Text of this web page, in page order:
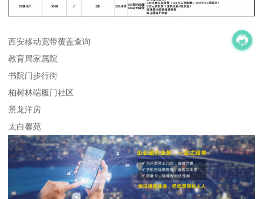
西安移动宽带覆盖查询
教育局家属院
书院门步行街
柏树林端履门社区
景龙洋房
太白馨苑